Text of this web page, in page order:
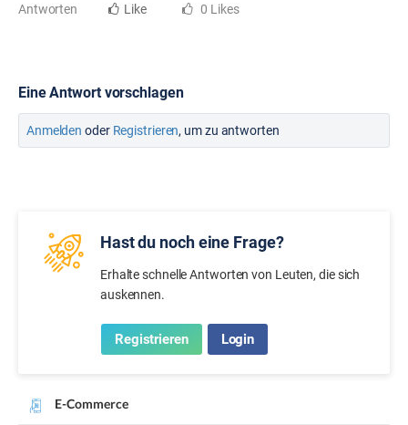
Antworten Like 0 Likes
Eine Antwort vorschlagen
Anmelden oder Registrieren, um zu antworten
Hast du noch eine Frage?
Erhalte schnelle Antworten von Leuten, die sich
auskennen.
Registrieren Login
E-Commerce